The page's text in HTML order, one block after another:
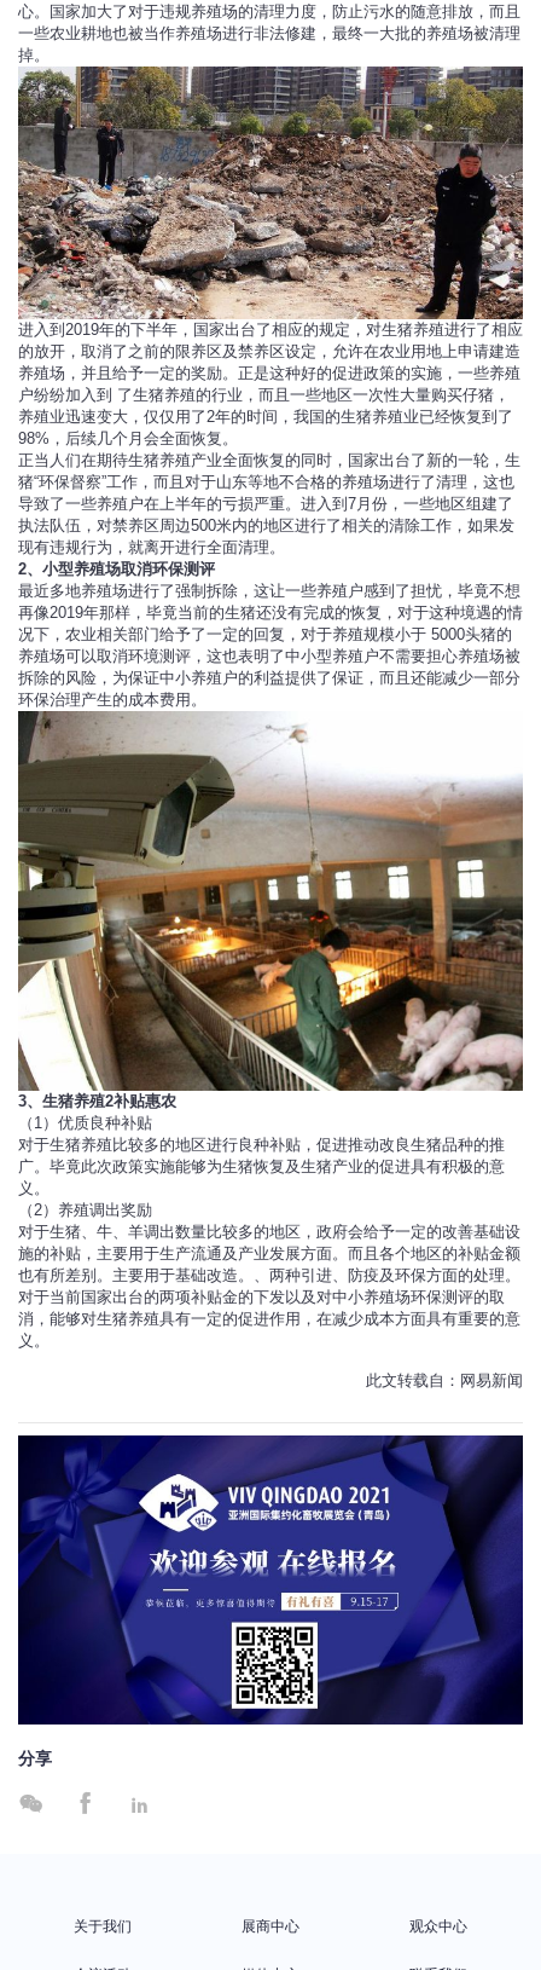
心。国家加大了对于违规养殖场的清理力度，防止污水的随意排放，而且
一些农业耕地也被当作养殖场进行非法修建，最终一大批的养殖场被清理
掉。
进入到2019年的下半年，国家出台了相应的规定，对生猪养殖进行了相应
的放开，取消了之前的限养区及禁养区设定，允许在农业用地上申请建造
养殖场，并且给予一定的奖励。正是这种好的促进政策的实施，一些养殖
户纷纷加入到 了生猪养殖的行业，而且一些地区一次性大量购买仔猪，
养殖业迅速变大，仅仅用了2年的时间，我国的生猪养殖业已经恢复到了
98%，后续几个月会全面恢复。
正当人们在期待生猪养殖产业全面恢复的同时，国家出台了新的一轮，生
猪“环保督察”工作，而且对于山东等地不合格的养殖场进行了清理，这也
导致了一些养殖户在上半年的亏损严重。进入到7月份，一些地区组建了
执法队伍，对禁养区周边500米内的地区进行了相关的清除工作，如果发
现有违规行为，就离开进行全面清理。
2、小型养殖场取消环保测评
最近多地养殖场进行了强制拆除，这让一些养殖户感到了担忧，毕竟不想
再像2019年那样，毕竟当前的生猪还没有完成的恢复，对于这种境遇的情
况下，农业相关部门给予了一定的回复，对于养殖规模小于 5000头猪的
养殖场可以取消环境测评，这也表明了中小型养殖户不需要担心养殖场被
拆除的风险，为保证中小养殖户的利益提供了保证，而且还能减少一部分
环保治理产生的成本费用。
3、生猪养殖2补贴惠农
（1）优质良种补贴
对于生猪养殖比较多的地区进行良种补贴，促进推动改良生猪品种的推
广。毕竟此次政策实施能够为生猪恢复及生猪产业的促进具有积极的意
义。
（2）养殖调出奖励
对于生猪、牛、羊调出数量比较多的地区，政府会给予一定的改善基础设
施的补贴，主要用于生产流通及产业发展方面。而且各个地区的补贴金额
也有所差别。主要用于基础改造。、两种引进、防疫及环保方面的处理。
对于当前国家出台的两项补贴金的下发以及对中小养殖场环保测评的取
消，能够对生猪养殖具有一定的促进作用，在减少成本方面具有重要的意
义。
此文转载自：网易新闻
分享
  
关于我们 展商中心 观众中心